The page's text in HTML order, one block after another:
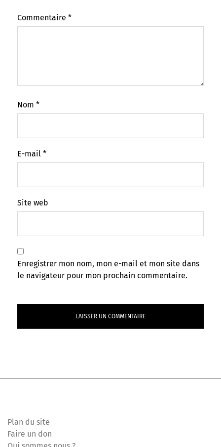
Commentaire *
Nom *
E-mail *
Site web
Enregistrer mon nom, mon e-mail et mon site dans
le navigateur pour mon prochain commentaire.
Plan du site
Faire un don